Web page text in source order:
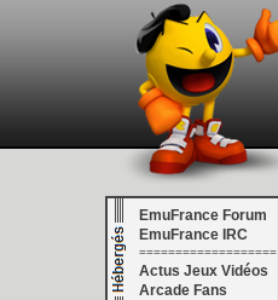
EmuFrance Forum
EmuFrance IRC
===================
Actus Jeux Vidéos
Arcade Fans